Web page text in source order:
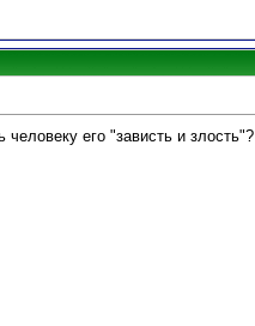
его "зависть и злость"?